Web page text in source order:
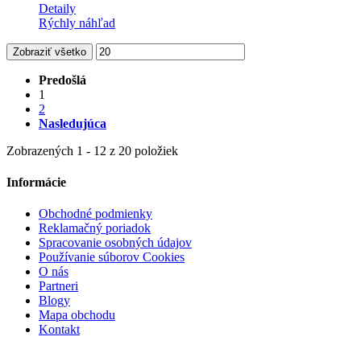
Detaily
Rýchly náhľad
Zobraziť všetko
Predošlá
1
2
Nasledujúca
Zobrazených 1 - 12 z 20 položiek
Informácie
Obchodné podmienky
Reklamačný poriadok
Spracovanie osobných údajov
Používanie súborov Cookies
O nás
Partneri
Blogy
Mapa obchodu
Kontakt